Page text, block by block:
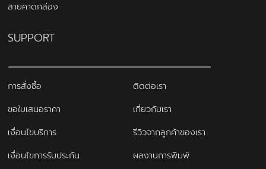
สายคาดกล่อง
SUPPORT
การสั่งซื้อ
ติดต่อเรา
ขอใบเสนอราคา
เกี่ยวกับเรา
เงื่อนไขบริการ
รีวิวจากลูกค้าของเรา
เงื่อนไขการรับประกัน
ผลงานการพิมพ์